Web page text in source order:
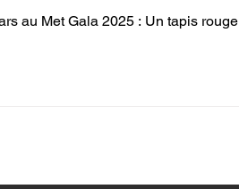
au Met Gala 2025 : Un tapis rouge